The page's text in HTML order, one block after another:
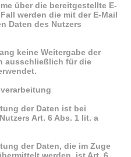
über die bereitgestellte E-
werden die mit der E-Mail
Daten des Nutzers
keine Weitergabe der
ausschließlich für die
der Daten ist bei
Art. 6 Abs. 1 lit. a
der Daten, die im Zuge